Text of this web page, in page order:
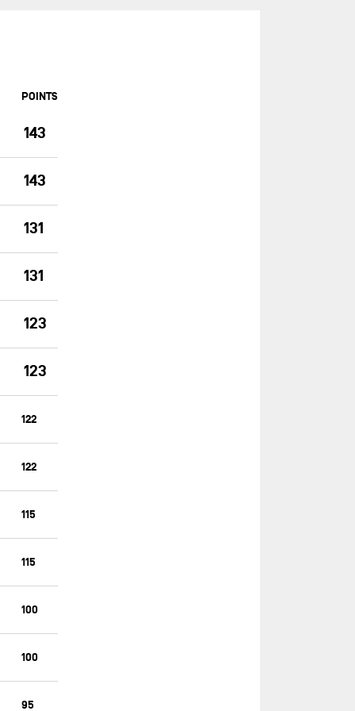
CAFÉ JOYEUX
WATER POSITIVE
CANADA OCEAN RACING - BE
WATER POSITIVE 1
CENTRAL LECHERA ASTURIANA
CHARAL
CHEMINÉES POUJOULAT
CORUM L'ÉPARGNE / TRANSAT
JACQUES VABRE 2019
COUP DE POUCE
COUP DE POUCE (OLD)
FORESEIGHT NATURAL ENERGY
FOUSSIER
POINTS
143
143
131
131
123
123
122
122
115
115
100
100
95